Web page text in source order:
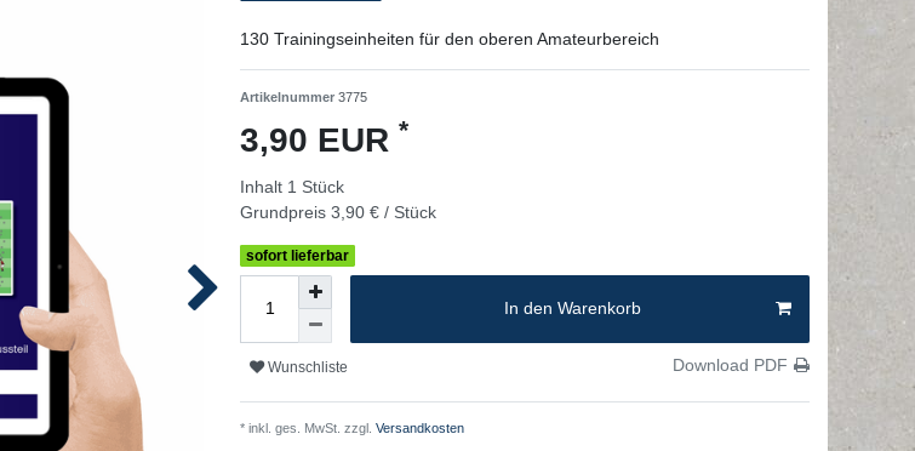
130 Trainingseinheiten für den oberen Amateurbereich
Artikelnummer 3775
3,90 EUR *
Inhalt 1 Stück
Grundpreis 3,90 € / Stück
sofort lieferbar
In den Warenkorb
Wunschliste Download PDF
* inkl. ges. MwSt. zzgl. Versandkosten